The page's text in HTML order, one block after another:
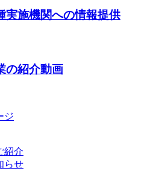
実施機関への情報提供
の紹介動画
ジ
紹介
らせ